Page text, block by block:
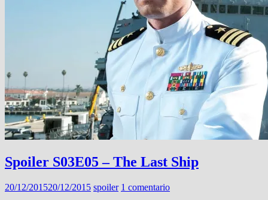
Spoiler S03E05 – The Last Ship
20/12/201520/12/2015 spoiler 1 comentario